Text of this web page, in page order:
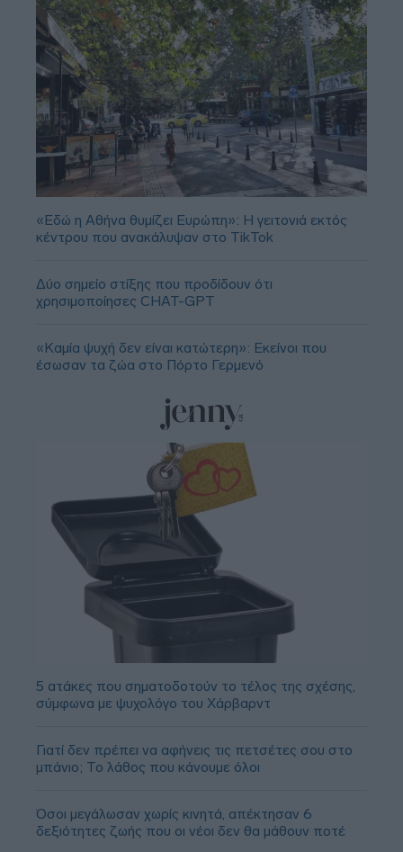
«Εδώ η Αθήνα θυμίζει Ευρώπη»: H γειτονιά εκτός
κέντρου που ανακάλυψαν στο TikTok
Δύο σημείο στίξης που προδίδουν ότι
χρησιμοποίησες CHAT-GPT
«Καμία ψυχή δεν είναι κατώτερη»: Εκείνοι που
έσωσαν τα ζώα στο Πόρτο Γερμενό
5 ατάκες που σηματοδοτούν το τέλος της σχέσης,
σύμφωνα με ψυχολόγο του Χάρβαρντ
Γιατί δεν πρέπει να αφήνεις τις πετσέτες σου στο
μπάνιο; Το λάθος που κάνουμε όλοι
Όσοι μεγάλωσαν χωρίς κινητά, απέκτησαν 6
δεξιότητες ζωής που οι νέοι δεν θα μάθουν ποτέ